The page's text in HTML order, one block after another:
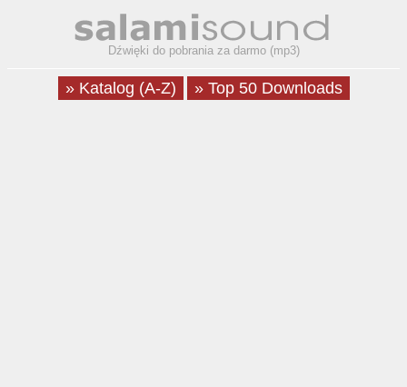
Dźwięki do pobrania za darmo (mp3)
» Katalog (A-Z) » Top 50 Downloads